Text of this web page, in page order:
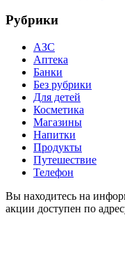
Рубрики
АЗС
Аптека
Банки
Без рубрики
Для детей
Косметика
Магазины
Напитки
Продукты
Путешествие
Телефон
Вы находитесь на
акции доступен по